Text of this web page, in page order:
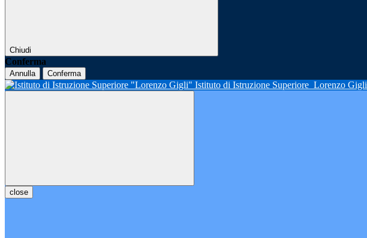
Chiudi
Conferma
Annulla Conferma
Istituto di Istruzione Superiore Lorenzo Gigli
close